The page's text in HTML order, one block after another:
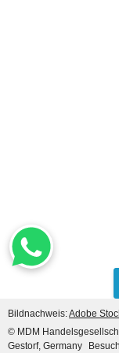
Hanomag® Ref. Teile
Nummer(n):
53,55 €
Bildnachweis:Adobe
© MDM
Gestorf, Germany